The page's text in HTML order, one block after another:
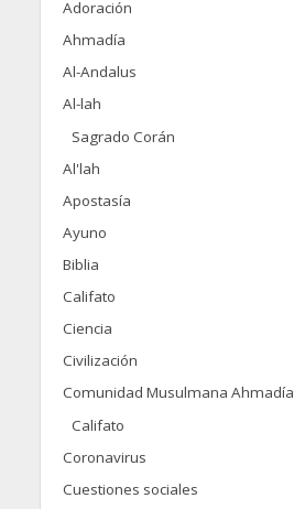
Adoración
Ahmadía
Al-Andalus
Al-lah
Sagrado Corán
Al'lah
Apostasía
Ayuno
Biblia
Califato
Ciencia
Civilización
Comunidad Musulmana Ahmadía
Califato
Coronavirus
Cuestiones sociales